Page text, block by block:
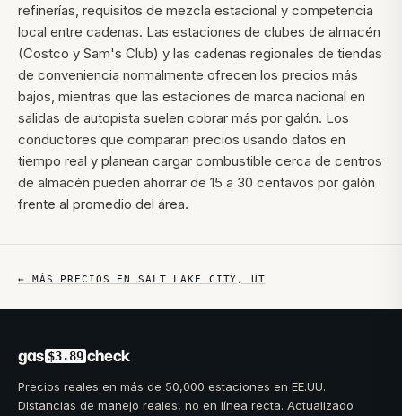
refinerías, requisitos de mezcla estacional y competencia
local entre cadenas. Las estaciones de clubes de almacén
(Costco y Sam's Club) y las cadenas regionales de tiendas
de conveniencia normalmente ofrecen los precios más
bajos, mientras que las estaciones de marca nacional en
salidas de autopista suelen cobrar más por galón. Los
conductores que comparan precios usando datos en
tiempo real y planean cargar combustible cerca de centros
de almacén pueden ahorrar de 15 a 30 centavos por galón
frente al promedio del área.
← MÁS PRECIOS EN SALT LAKE CITY ,UT
gas $3.89 check
Precios reales en más de 50,000 estaciones en EE.UU.
Distancias de manejo reales, no en línea recta. Actualizado